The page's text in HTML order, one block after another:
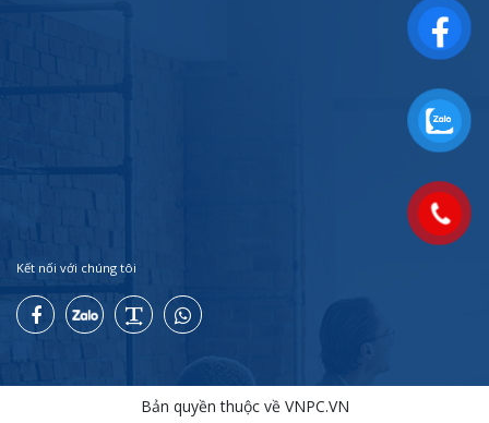
Kết nối với chúng tôi
Bản quyền thuộc về VNPC.VN